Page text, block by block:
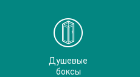
Душевые
боксы